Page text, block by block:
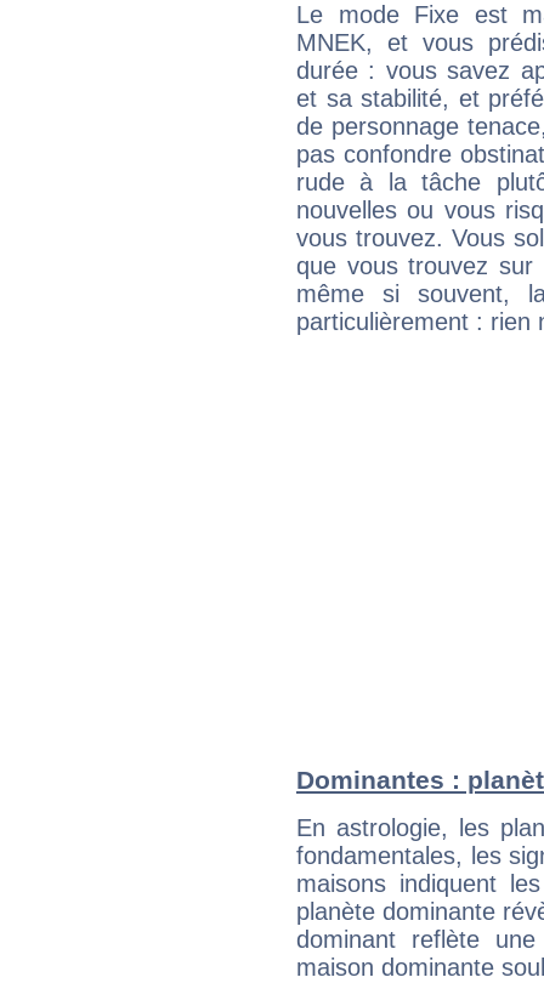
Le mode Fixe est
MNEK, et vous
durée : vous savez
et sa stabilité, et
de personnage
pas confondre
rude à la tâche
nouvelles ou vous
vous trouvez. Vous
que vous trouvez
même si souvent,
particulièrement : rien
Dominantes :
En astrologie, les
fondamentales, les
maisons indiquent
planète dominante
dominant reflète
maison dominante